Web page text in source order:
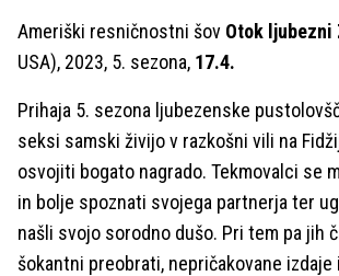
Ameriški resničnostni šov Otok ljubezni
USA), 2023, 5. sezona, 17.4.
Prihaja 5. sezona ljubezenske
seksi samski živijo v razkošni vili na
osvojiti bogato nagrado. Tekmovalci se
in bolje spoznati svojega partnerja ter
našli svojo sorodno dušo. Pri tem pa jih
šokantni preobrati, nepričakovane